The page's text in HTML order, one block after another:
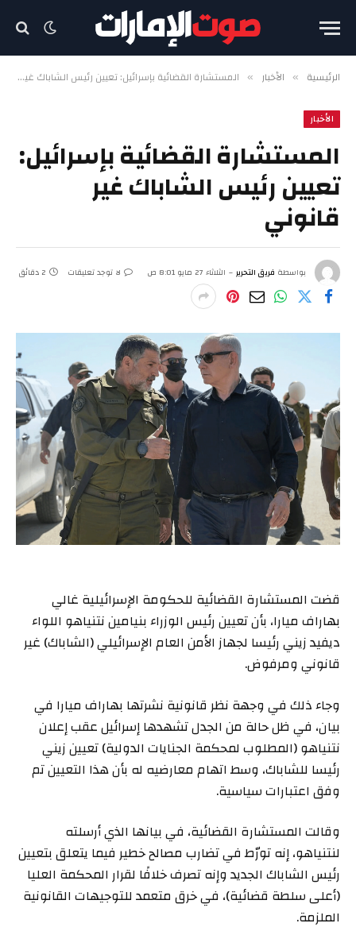
الرئيسية » الأخبار » المستشارة القضائية بإسرائيل: تعيين رئيس الشاباك غير قانوني
الأخبار
المستشارة القضائية بإسرائيل:
تعيين رئيس الشاباك غير
قانوني
بواسطة فريق التحرير الثلاثاء 27 مايو 8:01 ص لا توجد تعليقات 2 دقائق
قضت المستشارة القضائية للحكومة الإسرائيلية غالي
بهاراف ميارا، بأن تعيين رئيس الوزراء بنيامين نتنياهو اللواء
ديفيد زيني رئيسا لجهاز الأمن العام الإسرائيلي (الشاباك) غير
قانوني ومرفوض.
وجاء ذلك في وجهة نظر قانونية نشرتها بهاراف ميارا في
بيان، في ظل حالة من الجدل تشهدها إسرائيل عقب إعلان
نتنياهو (المطلوب لمحكمة الجنايات الدولية) تعيين زيني
رئيسا للشاباك، وسط اتهام معارضيه له بأن هذا التعيين تم
وفق اعتبارات سياسية.
وقالت المستشارة القضائية، في بيانها الذي أرسلته
لنتنياهو، إنه تورّط في تضارب مصالح خطير فيما يتعلق بتعيين
رئيس الشاباك الجديد وإنه تصرف خلافًا لقرار المحكمة العليا
(أعلى سلطة قضائية)، في خرق متعمد للتوجيهات القانونية
الملزمة.